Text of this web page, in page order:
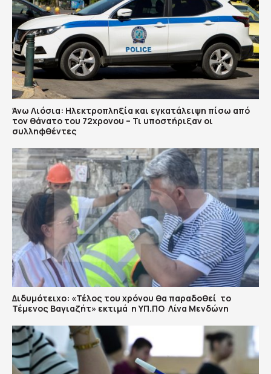
Άνω Λιόσια: Ηλεκτροπληξία και εγκατάλειψη πίσω από
τον θάνατο του 72χρονου – Τι υποστήριξαν οι
συλληφθέντες
Διδυμότειχο: «Τέλος του χρόνου θα παραδοθεί το
Τέμενος Βαγιαζήτ» εκτιμά η ΥΠ.ΠΟ Λίνα Μενδώνη